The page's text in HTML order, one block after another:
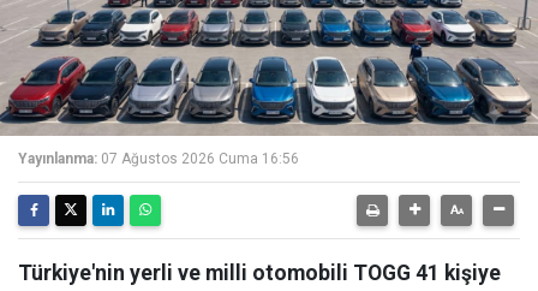
Yayınlanma: 07 Ağustos 2026 Cuma 16:56
Türkiye'nin yerli ve milli otomobili TOGG 41 kişiye